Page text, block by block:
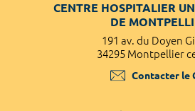
CENTRE HOSPITALIER
DE
191 av. du Doyen
34295 Montpellier
Contacter le